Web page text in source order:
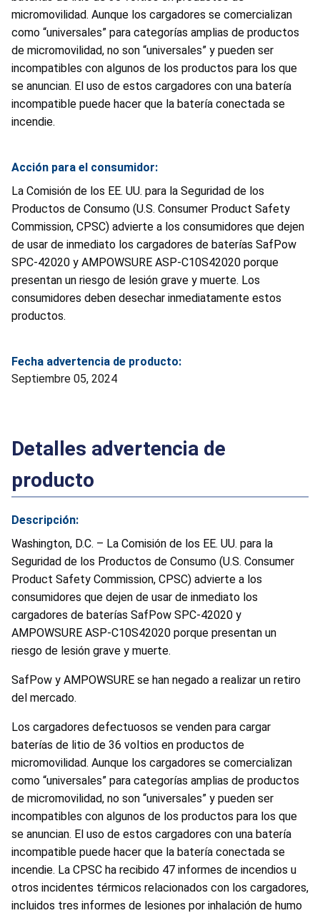
micromovilidad. Aunque los cargadores se comercializan
como “universales” para categorías amplias de productos
de micromovilidad, no son “universales” y pueden ser
incompatibles con algunos de los productos para los que
se anuncian. El uso de estos cargadores con una batería
incompatible puede hacer que la batería conectada se
incendie.
Acción para el consumidor:
La Comisión de los EE. UU. para la Seguridad de los
Productos de Consumo (U.S. Consumer Product Safety
Commission, CPSC) advierte a los consumidores que dejen
de usar de inmediato los cargadores de baterías SafPow
SPC-42020 y AMPOWSURE ASP-C10S42020 porque
presentan un riesgo de lesión grave y muerte. Los
consumidores deben desechar inmediatamente estos
productos.
Fecha advertencia de producto:
Septiembre 05, 2024
Detalles advertencia de
producto
Descripción:
Washington, D.C. – La Comisión de los EE. UU. para la
Seguridad de los Productos de Consumo (U.S. Consumer
Product Safety Commission, CPSC) advierte a los
consumidores que dejen de usar de inmediato los
cargadores de baterías SafPow SPC-42020 y
AMPOWSURE ASP-C10S42020 porque presentan un
riesgo de lesión grave y muerte.
SafPow y AMPOWSURE se han negado a realizar un retiro
del mercado.
Los cargadores defectuosos se venden para cargar
baterías de litio de 36 voltios en productos de
micromovilidad. Aunque los cargadores se comercializan
como “universales” para categorías amplias de productos
de micromovilidad, no son “universales” y pueden ser
incompatibles con algunos de los productos para los que
se anuncian. El uso de estos cargadores con una batería
incompatible puede hacer que la batería conectada se
incendie. La CPSC ha recibido 47 informes de incendios u
otros incidentes térmicos relacionados con los cargadores,
incluidos tres informes de lesiones por inhalación de humo